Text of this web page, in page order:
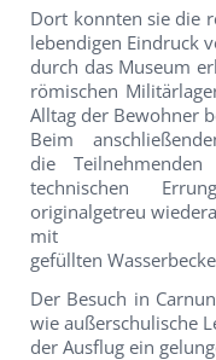
Dort konnten sie die
lebendigen Eindruck
durch das Museum
römischen
Alltag der Bewohner
Beim
die
technischen
originalgetreu
mit
gefüllten
Der Besuch in
wie außerschulische
der Ausflug ein